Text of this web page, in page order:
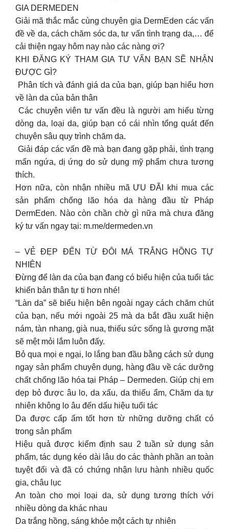
GIA DERMEDEN
Giải mã thắc mắc cùng chuyên gia DermEden các vấn
đề về da, cách chăm sóc da, tư vấn tình trạng da,… để
cải thiện ngay hôm nay nào các nàng ơi?
KHI ĐĂNG KÝ THAM GIA TƯ VẤN BẠN SẼ NHẬN
ĐƯỢC GÌ?
️ Phân tích và đánh giá da của bạn, giúp bạn hiểu hơn
về làn da của bản thân
️ Các chuyên viên tư vấn đều là người am hiểu từng
dòng da, loại da, giúp bạn có cái nhìn tổng quát đến
chuyên sâu quy trình chăm da.
️ Giải đáp các vấn đề mà bạn đang gặp phải, tình trạng
mẩn ngứa, dị ứng do sử dụng mỹ phẩm chưa tương
thích.
​​Hơn nữa, còn nhận nhiều mã ƯU ĐÃI khi mua các
sản phẩm chống lão hóa da hàng đầu từ Pháp
DermEden. Nào còn chần chờ gì nữa mà chưa đăng
ký tư vấn ngay tại: m.me/dermeden.vn
– VẺ ĐẸP ĐẾN TỪ ĐÔI MÁ TRẮNG HỒNG TỰ
NHIÊN
Đừng để làn da của bạn đang có biểu hiện của tuổi tác
khiến bản thân tự ti hơn nhé!
“Làn da” sẽ biểu hiện bên ngoài ngay cách chăm chút
của bạn, nếu mới ngoài 25 mà da bắt đầu xuất hiện
nám, tàn nhang, già nua, thiếu sức sống là gương mặt
sẽ mệt mỏi lắm luôn đấy.
Bỏ qua mọi e ngại, lo lắng ban đầu bằng cách sử dụng
ngay sản phẩm chuyên dụng, hàng đầu về các dưỡng
chất chống lão hóa tại Pháp – Dermeden. Giúp chị em
dẹp bỏ được âu lo, da xấu, da thiếu ẩm, Chăm da tự
nhiên không lo âu đến dấu hiệu tuổi tác
Da được cấp ẩm tốt hơn từ những dưỡng chất có
trong sản phẩm
Hiệu quả được kiểm định sau 2 tuần sử dụng sản
phẩm, tác dụng kéo dài lâu do các thành phần an toàn
tuyệt đối và đã có chứng nhận lưu hành nhiều quốc
gia, châu lục
An toàn cho mọi loại da, sử dụng tương thích với
nhiều dòng da khác nhau
Da trắng hồng, sáng khỏe một cách tự nhiên